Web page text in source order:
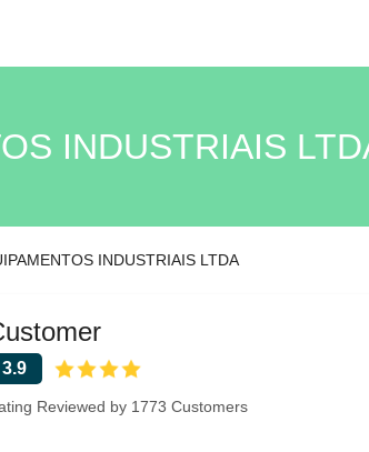
INDUSTRIAIS
INDUSTRIAIS LTDA
3.9
Reviewed by 1773 Customers